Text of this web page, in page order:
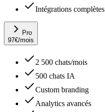
Intégrations complètes
Pro
97€/mois
2 500 chats/mois
500 chats IA
Custom branding
Analytics avancés